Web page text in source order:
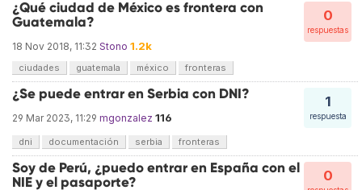
0
respuestas
¿Qué ciudad de México es frontera con
Guatemala?
18 Nov 2018, 11:32 Stono 1.2k
ciudades guatemala méxico fronteras
1
respuesta
¿Se puede entrar en Serbia con DNI?
29 Mar 2023, 11:29 mgonzalez 116
dni documentación serbia fronteras
0
Soy de Perú, ¿puedo entrar en España con el
NIE y el pasaporte?